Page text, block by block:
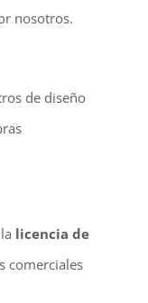
nosotros.
de diseño
licencia de
comerciales